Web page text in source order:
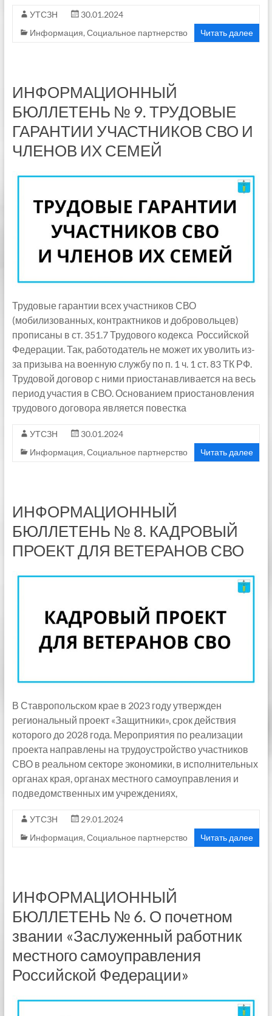
УТСЗН
30.01.2024
Информация, Социальное партнерство Читать далее
ИНФОРМАЦИОННЫЙ
БЮЛЛЕТЕНЬ № 9. ТРУДОВЫЕ
ГАРАНТИИ УЧАСТНИКОВ СВО И
ЧЛЕНОВ ИХ СЕМЕЙ
Трудовые гарантии всех участников СВО
(мобилизованных, контрактников и добровольцев)
прописаны в ст. 351.7 Трудового кодекса Российской
Федерации. Так, работодатель не может их уволить из-
за призыва на военную службу по п. 1 ч. 1 ст. 83 ТК РФ.
Трудовой договор с ними приостанавливается на весь
период участия в СВО. Основанием приостановления
трудового договора является повестка
УТСЗН
30.01.2024
Информация, Социальное партнерство Читать далее
ИНФОРМАЦИОННЫЙ
БЮЛЛЕТЕНЬ № 8. КАДРОВЫЙ
ПРОЕКТ ДЛЯ ВЕТЕРАНОВ СВО
В Ставропольском крае в 2023 году утвержден
региональный проект «Защитники», срок действия
которого до 2028 года. Мероприятия по реализации
проекта направлены на трудоустройство участников
СВО в реальном секторе экономики, в исполнительных
органах края, органах местного самоуправления и
подведомственных им учреждениях,
УТСЗН
29.01.2024
Информация, Социальное партнерство Читать далее
ИНФОРМАЦИОННЫЙ
БЮЛЛЕТЕНЬ № 6. О почетном
звании «Заслуженный работник
местного самоуправления
Российской Федерации»